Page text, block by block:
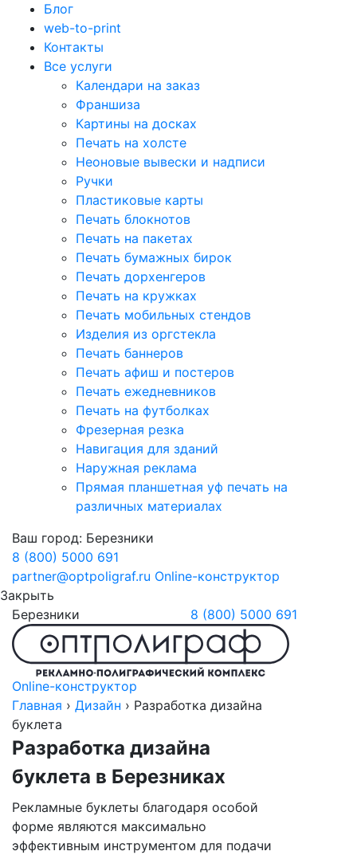
Блог
web-to-print
Контакты
Все услуги
Календари на заказ
Франшиза
Картины на досках
Печать на холсте
Неоновые вывески и надписи
Ручки
Пластиковые карты
Печать блокнотов
Печать на пакетах
Печать бумажных бирок
Печать дорхенгеров
Печать на кружках
Печать мобильных стендов
Изделия из оргстекла
Печать баннеров
Печать афиш и постеров
Печать ежедневников
Печать на футболках
Фрезерная резка
Навигация для зданий
Наружная реклама
Прямая планшетная уф печать на
различных материалах
Ваш город: Березники
8 (800) 5000 691
partner@optpoligraf.ru Online-конструктор
Закрыть
Березники
8 (800) 5000 691
Online-конструктор
Главная › Дизайн › Разработка дизайна
буклета
Разработка дизайна
буклета в Березниках
Рекламные буклеты благодаря особой
форме являются максимально
эффективным инструментом для подачи